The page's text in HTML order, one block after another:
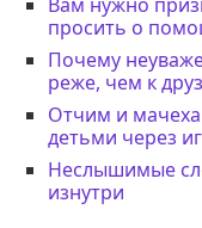
просить о
Почему
реже, чем к
Отчим и
детьми через
Неслышимые
изнутри